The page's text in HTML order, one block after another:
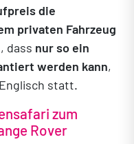
die
privaten Fahrzeug
dass nur so ein
werden kann,
statt.
zum
Rover